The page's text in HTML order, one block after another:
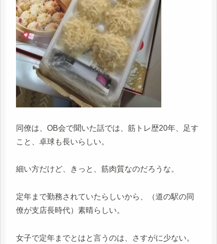
同僚は、OB会で聞いた話では、筋トレ歴20年、足す
こと、卓球も長いらしい。
細い方だけど、きっと、筋肉質なのだろうな。
定年まで勤務されていたらしいから、（道の駅の同
僚が支店長時代）素晴らしい。
女子で定年までとはと言うのは、さすがに少ない。